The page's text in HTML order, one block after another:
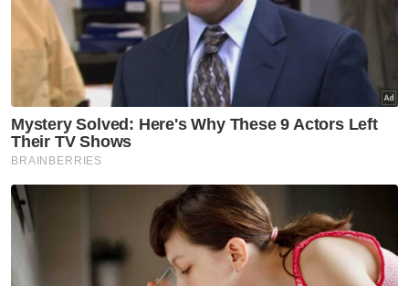
Pahang
Artikel Disyorkan
Semasa
PDRM nafi hantaran tular papar
visual, teks kaitkan pemangku
Timbalan Ketua Polis Negara